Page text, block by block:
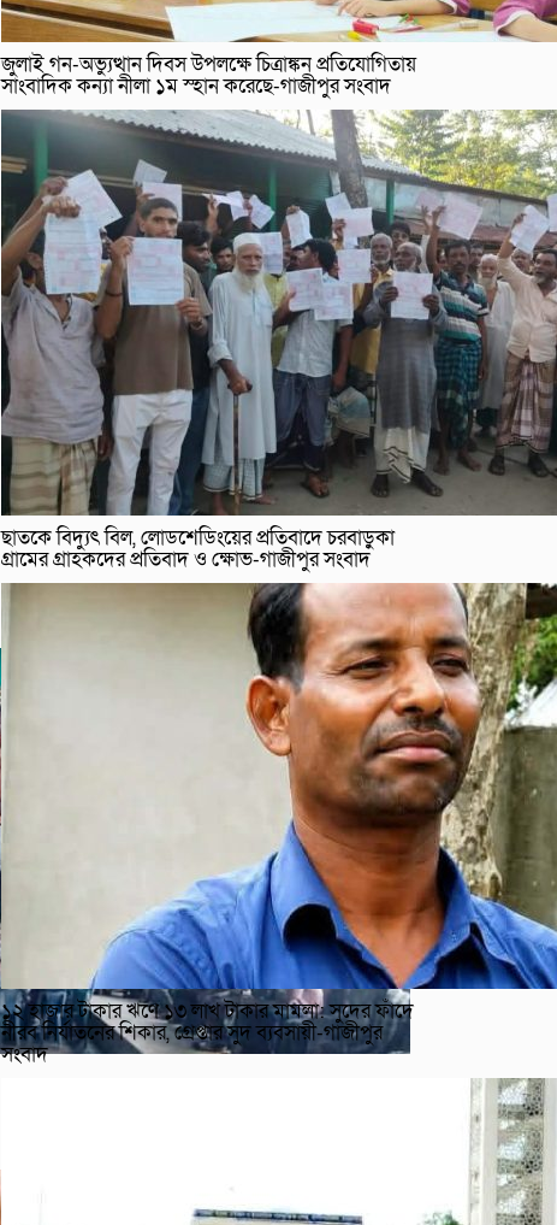
জুলাই গন-অভ্যুত্থান দিবস উপলক্ষে চিত্রাঙ্কন প্রতিযোগিতায়
সাংবাদিক কন্যা নীলা ১ম স্হান করেছে-গাজীপুর সংবাদ
ছাতকে বিদ্যুৎ বিল, লোডশেডিংয়ের প্রতিবাদে চরবাড়ুকা
গ্রামের গ্রাহকদের প্রতিবাদ ও ক্ষোভ-গাজীপুর সংবাদ
১২ হাজার টাকার ঋণে ১৩ লাখ টাকার মামলা: সুদের ফাঁদে
নীরব নির্যাতনের শিকার, গ্রেপ্তার সুদ ব্যবসায়ী-গাজীপুর
সংবাদ